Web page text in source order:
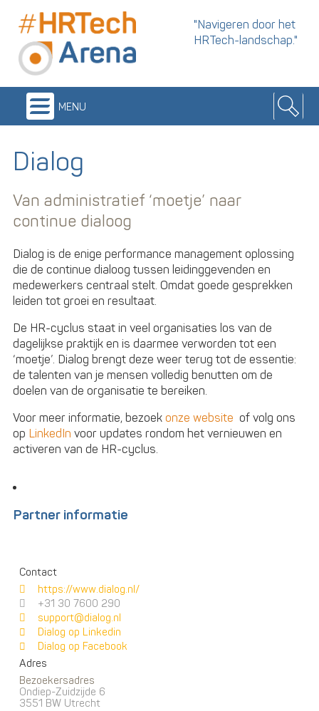
"Navigeren door het
HRTech-landschap."
menu
Dialog
Van administratief ‘moetje’ naar
continue dialoog
Dialog is de enige performance management oplossing
die de continue dialoog tussen leidinggevenden en
medewerkers centraal stelt. Omdat goede gesprekken
leiden tot groei en resultaat.
De HR-cyclus staat in veel organisaties los van de
dagelijkse praktijk en is daarmee verworden tot een
‘moetje’. Dialog brengt deze weer terug tot de essentie:
de talenten van je mensen volledig benutten om de
doelen van de organisatie te bereiken.
Voor meer informatie, bezoekonze website of volg ons
op LinkedIn voor updates rondom het vernieuwen en
activeren van de HR-cyclus.
Partner informatie
Contact
https://www.dialog.nl/
+31 30 7600 290
support@dialog.nl
Dialog op Linkedin
Dialog op Facebook
Adres
Bezoekersadres
Ondiep-Zuidzijde 6
3551 BW Utrecht